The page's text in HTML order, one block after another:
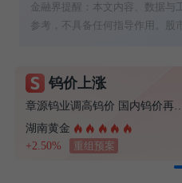
金融界提醒：本文内容、数据与
参考，不具备任何指导作用。
钨价上涨
湖南黄金
+2.50%
重组预案